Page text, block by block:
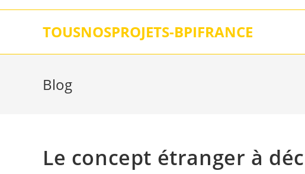
Skip
TOUSNOSPROJETS-BPIFRANCE
Blog
Le concept étranger à